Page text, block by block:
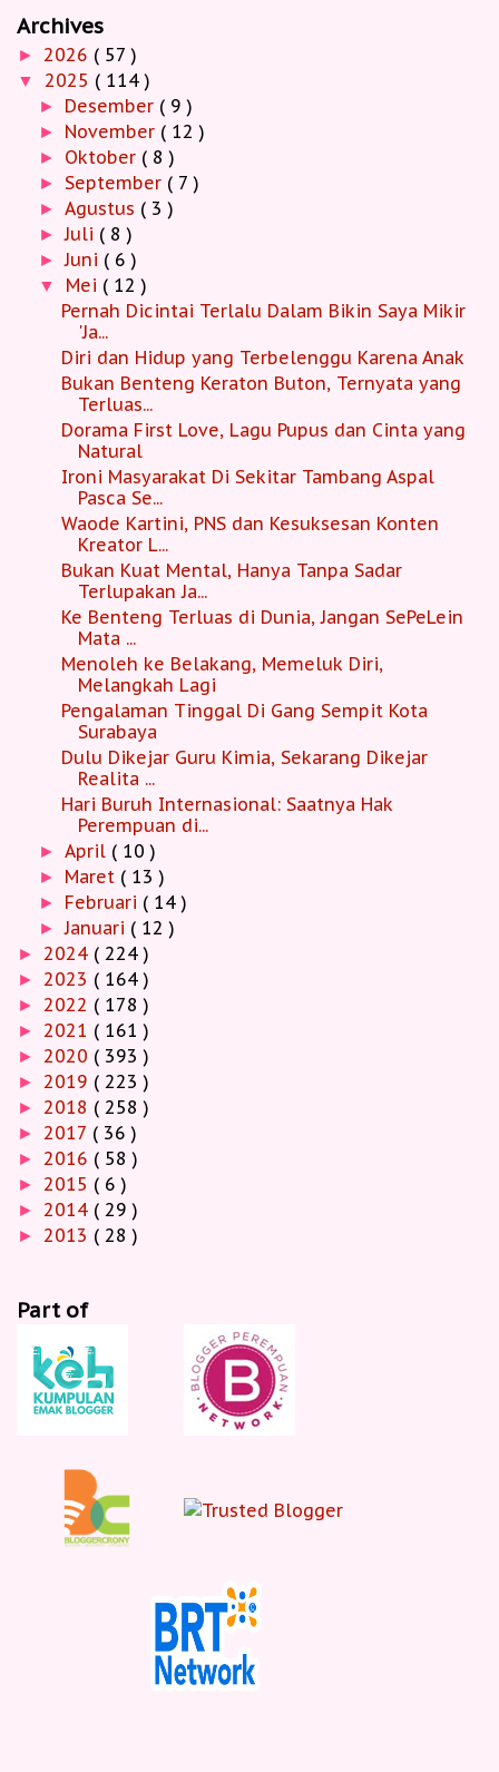
Archives
► 2026 ( 57 )
▼ 2025 ( 114 )
► Desember ( 9 )
► November ( 12 )
► Oktober ( 8 )
► September ( 7 )
►Agustus ( 3 )
►Juli ( 8 )
►Juni ( 6 )
▼ Mei ( 12 )
Pernah Dicintai Terlalu Dalam Bikin Saya Mikir
'Ja...
Diri dan Hidup yang Terbelenggu Karena Anak
Bukan Benteng Keraton Buton, Ternyata yang
Terluas...
Dorama First Love, Lagu Pupus dan Cinta yang
Natural
Ironi Masyarakat Di Sekitar Tambang Aspal
Pasca Se...
Waode Kartini, PNS dan Kesuksesan Konten
Kreator L...
Bukan Kuat Mental, Hanya Tanpa Sadar
Terlupakan Ja...
Ke Benteng Terluas di Dunia, Jangan SePeLein
Mata ...
Menoleh ke Belakang, Memeluk Diri,
Melangkah Lagi
Pengalaman Tinggal Di Gang Sempit Kota
Surabaya
Dulu Dikejar Guru Kimia, Sekarang Dikejar
Realita ...
Hari Buruh Internasional: Saatnya Hak
Perempuan di...
►April ( 10 )
► Maret ( 13 )
► Februari ( 14 )
►Januari ( 12 )
► 2024 ( 224 )
► 2023 ( 164 )
► 2022 ( 178 )
► 2021 ( 161 )
► 2020 ( 393 )
► 2019 ( 223 )
► 2018 ( 258 )
► 2017 ( 36 )
► 2016 ( 58 )
► 2015 ( 6 )
► 2014 ( 29 )
► 2013 ( 28 )
Part of